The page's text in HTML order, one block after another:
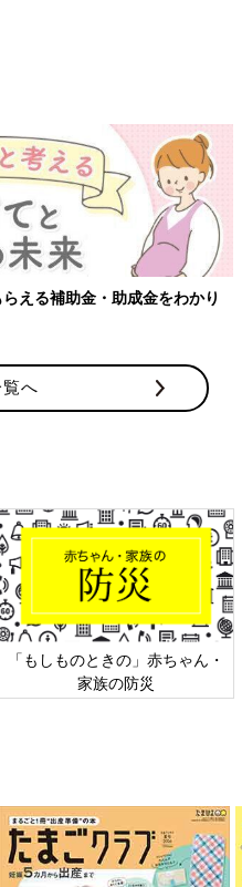
える補助金・助成金をわかり
へ
「もしものときの」赤ちゃん・
家族の防災